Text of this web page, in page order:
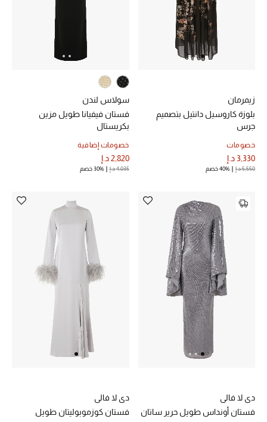
زيمرمان
بلوزة كاروسيل دانتيل بتصميم
جرس
خصومات
3,330 د.إ
5,550 د.إ 40% خصم
سولاس لندن
فستان فيفيانا طويل مزين
بكريستال
خصومات إضافية
2,820 د.إ
4,035 د.إ 30% خصم
دي لا فالي
فستان أونداس طويل حرير ساتان
دي لا فالي
فستان كوزموبوليتان طويل